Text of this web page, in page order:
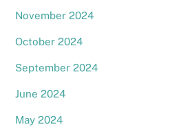
November 2024
October 2024
September 2024
June 2024
May 2024